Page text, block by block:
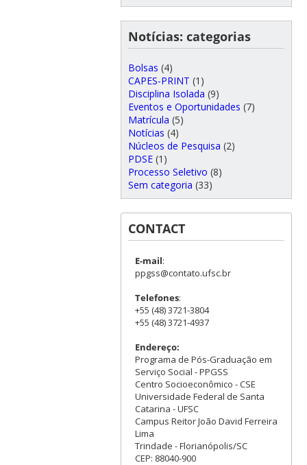
Notícias: categorias
Bolsas (4)
CAPES-PRINT (1)
Disciplina Isolada (9)
Eventos e Oportunidades (7)
Matrícula (5)
Notícias (4)
Núcleos de Pesquisa (2)
PDSE(1)
Processo Seletivo (8)
Sem categoria (33)
CONTACT
E-mail:
ppgss@contato.ufsc.br
Telefones:
+55 (48) 3721-3804
+55 (48) 3721-4937
Endereço:
Programa de Pós-Graduação em
Serviço Social - PPGSS
Centro Socioeconômico - CSE
Universidade Federal de Santa
Catarina - UFSC
Campus Reitor João David Ferreira
Lima
Trindade - Florianópolis/SC
CEP: 88040-900